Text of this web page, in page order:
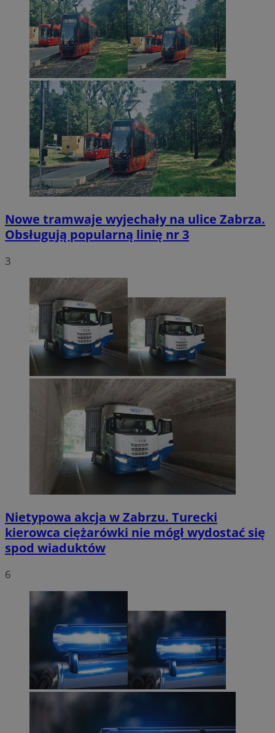
Nowe tramwaje wyjechały na ulice Zabrza.
Obsługują popularną linię nr 3
3
Nietypowa akcja w Zabrzu. Turecki
kierowca ciężarówki nie mógł wydostać się
spod wiaduktów
6